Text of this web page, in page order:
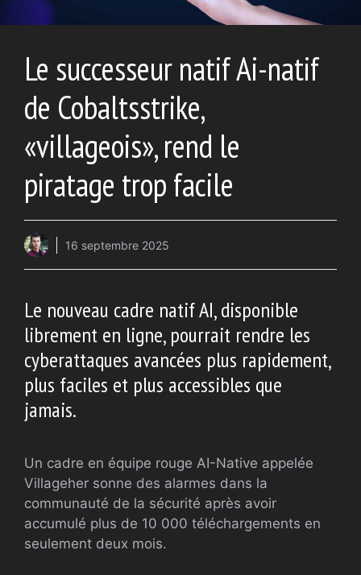
Le successeur natif Ai-natif
de Cobaltsstrike,
«villageois», rend le
piratage trop facile
16 septembre 2025
Le nouveau cadre natif AI, disponible
librement en ligne, pourrait rendre les
cyberattaques avancées plus rapidement,
plus faciles et plus accessibles que
jamais.
Un cadre en équipe rouge AI-Native appelée
Villageher sonne des alarmes dans la
communauté de la sécurité après avoir
accumulé plus de 10 000 téléchargements en
seulement deux mois.